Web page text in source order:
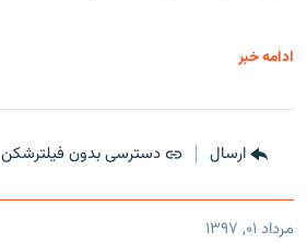
ادامه خبر
ارسال دسترسی بدون فیلترشکن
مرداد ۰۱, ۱۳۹۷